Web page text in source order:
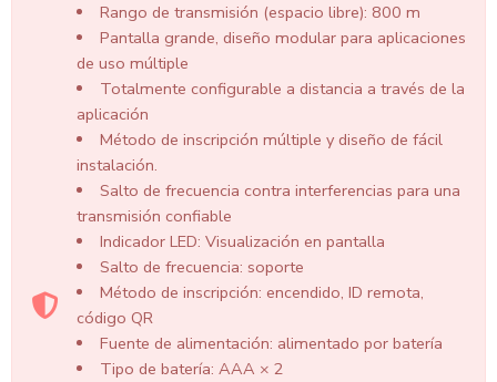
Rango de transmisión (espacio libre): 800 m
Pantalla grande, diseño modular para aplicaciones
de uso múltiple
Totalmente configurable a distancia a través de la
aplicación
Método de inscripción múltiple y diseño de fácil
instalación.
Salto de frecuencia contra interferencias para una
transmisión confiable
Indicador LED: Visualización en pantalla
Salto de frecuencia: soporte
Método de inscripción: encendido, ID remota,
código QR
Fuente de alimentación: alimentado por batería
Tipo de batería: AAA × 2